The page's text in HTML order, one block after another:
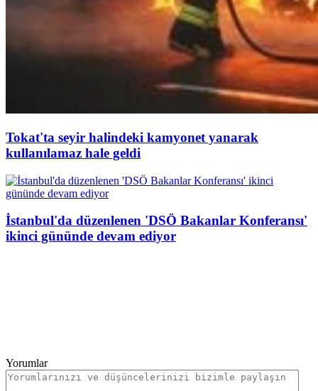
Tokat'ta seyir halindeki kamyonet yanarak
kullanılamaz hale geldi
İstanbul'da düzenlenen 'DSÖ Bakanlar Konferansı'
ikinci gününde devam ediyor
Yorumlar